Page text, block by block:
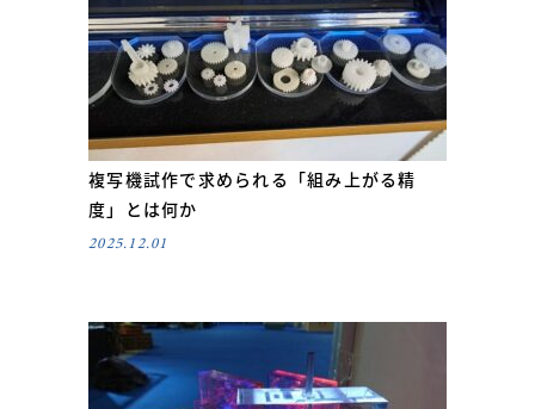
複写機試作で求められる「組み上がる精
度」とは何か
2025.12.01